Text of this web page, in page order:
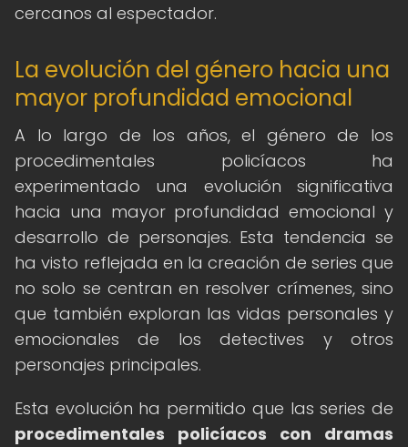
cercanos al espectador.
La evolución del género hacia una
mayor profundidad emocional
A lo largo de los años, el género de los
procedimentales policíacos ha
experimentado una evolución significativa
hacia una mayor profundidad emocional y
desarrollo de personajes. Esta tendencia se
ha visto reflejada en la creación de series que
no solo se centran en resolver crímenes, sino
que también exploran las vidas personales y
emocionales de los detectives y otros
personajes principales.
Esta evolución ha permitido que las series de
procedimentales policíacos con dramas